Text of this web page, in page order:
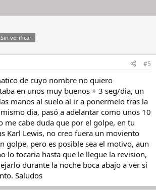
Sin verificar
#5
de cuyo nombre no quiero
en unos muy buenos + 3 seg/dia, un
manos al suelo al ir a ponermelo tras la
dia, pasó a adelantar como unos 10
me cabe duda que por el golpe, en tu
Karl Lewis, no creo fuera un moviento
golpe, pero es posible sea el motivo, aun
lo tocaria hasta que le llegue la revision,
durante la noche boca abajo a ver si
Saludos